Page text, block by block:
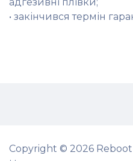
• закінчився термін
Copyright © 2026